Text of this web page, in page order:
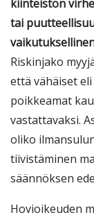
kiinteistön
tai
Riskinjako
että vähäiset
poikkeamat
vastattavaksi.
oliko
tiivistäminen
säännöksen
Hovioikeuden